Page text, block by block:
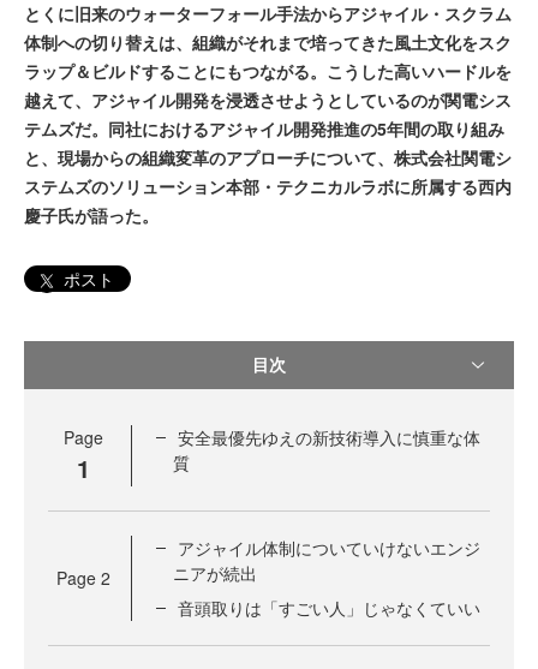
とくに旧来のウォーターフォール手法からアジャイル・スクラム
体制への切り替えは、組織がそれまで培ってきた風土文化をスク
ラップ＆ビルドすることにもつながる。こうした高いハードルを
越えて、アジャイル開発を浸透させようとしているのが関電シス
テムズだ。同社におけるアジャイル開発推進の5年間の取り組み
と、現場からの組織変革のアプローチについて、株式会社関電シ
ステムズのソリューション本部・テクニカルラボに所属する西内
慶子氏が語った。
ポスト
目次
Page
1
安全最優先ゆえの新技術導入に慎重な体
質
Page 2
アジャイル体制についていけないエンジ
ニアが続出
音頭取りは「すごい人」じゃなくていい